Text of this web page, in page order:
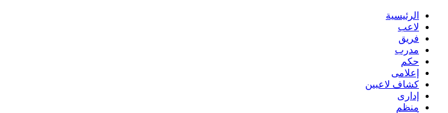
الرئيسية
لاعب
فريق
مدرب
حكم
إعلامى
كشاف لاعبين
إدارى
منظم